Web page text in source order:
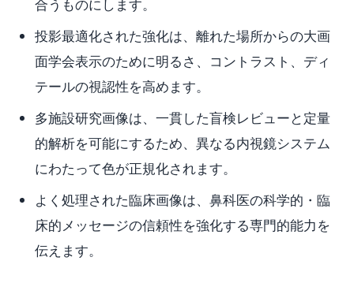
合うものにします。
投影最適化された強化は、離れた場所からの大画
面学会表示のために明るさ、コントラスト、ディ
テールの視認性を高めます。
多施設研究画像は、一貫した盲検レビューと定量
的解析を可能にするため、異なる内視鏡システム
にわたって色が正規化されます。
よく処理された臨床画像は、鼻科医の科学的・臨
床的メッセージの信頼性を強化する専門的能力を
伝えます。